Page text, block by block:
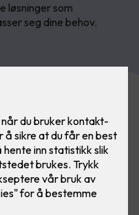
løsninger som
seg dine behov.